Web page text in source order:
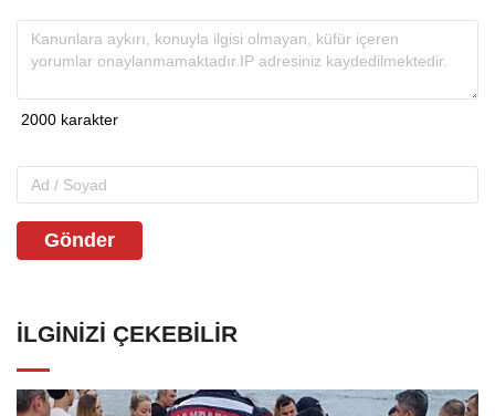
Gönder
İLGINIZI ÇEKEBILIR